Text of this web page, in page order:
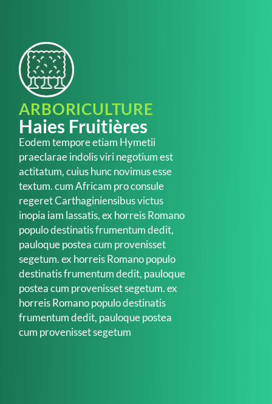
ARBORICULTURE
Haies Fruitières
Eodem tempore etiam Hymetii
praeclarae indolis viri negotium est
actitatum, cuius hunc novimus esse
textum. cum Africam pro consule
regeret Carthaginiensibus victus
inopia iam lassatis, ex horreis Romano
populo destinatis frumentum dedit,
pauloque postea cum provenisset
segetum. ex horreis Romano populo
destinatis frumentum dedit, pauloque
postea cum provenisset segetum. ex
horreis Romano populo destinatis
frumentum dedit, pauloque postea
cum provenisset segetum